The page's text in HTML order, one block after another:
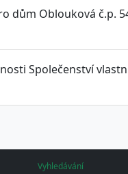
dům Oblouková č.p.
Společenství
Vyhledávání